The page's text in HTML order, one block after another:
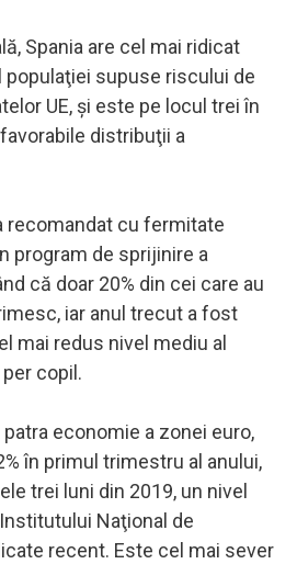
Spania are cel mai ridicat
populaţiei supuse riscului de
UE, şi este pe locul trei în
distribuţii a
recomandat cu fermitate
program de sprijinire a
că doar 20% din cei care au
iar anul trecut a fost
mai redus nivel mediu al
copil.
patra economie a zonei euro,
în primul trimestru al anului,
trei luni din 2019, un nivel
Naţional de
recent. Este cel mai sever